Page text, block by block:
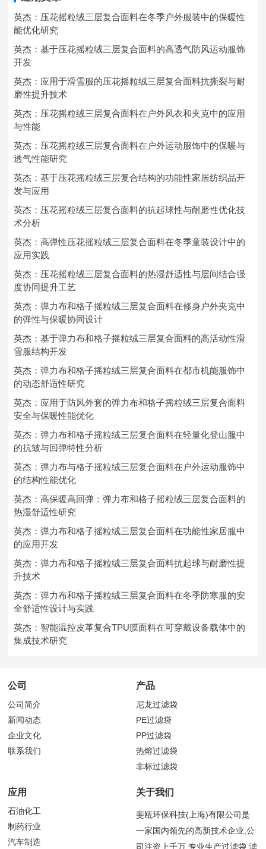
英杰：压花摇粒绒三层复合面料在冬季户外服装中的保暖性
能优化研究
英杰：基于压花摇粒绒三层复合面料的高透气防风运动服饰
开发
英杰：应用于滑雪服的压花摇粒绒三层复合面料抗撕裂与耐
磨性提升技术
英杰：压花摇粒绒三层复合面料在户外风衣和夹克中的应用
与性能
英杰：压花摇粒绒三层复合面料在户外运动服饰中的保暖与
透气性能研究
英杰：基于压花摇粒绒三层复合结构的功能性家居纺织品开
发与应用
英杰：压花摇粒绒三层复合面料的抗起球性与耐磨性优化技
术分析
英杰：高弹性压花摇粒绒三层复合面料在冬季童装设计中的
应用实践
英杰：压花摇粒绒三层复合面料的热湿舒适性与层间结合强
度协同提升工艺
英杰：弹力布和格子摇粒绒三层复合面料在修身户外夹克中
的弹性与保暖协同设计
英杰：基于弹力布和格子摇粒绒三层复合面料的高活动性滑
雪服结构开发
英杰：弹力布和格子摇粒绒三层复合面料在都市机能服饰中
的动态舒适性研究
英杰：应用于防风外套的弹力布和格子摇粒绒三层复合面料
安全与保暖性能优化
英杰：弹力布和格子摇粒绒三层复合面料在轻量化登山服中
的抗皱与回弹特性分析
英杰：弹力布与格子摇粒绒三层复合面料在户外运动服饰中
的结构性能优化
英杰：高保暖高回弹：弹力布和格子摇粒绒三层复合面料的
热湿舒适性研究
英杰：弹力布和格子摇粒绒三层复合面料在功能性家居服中
的应用开发
英杰：弹力布和格子摇粒绒三层复合面料抗起球与耐磨性提
升技术
英杰：弹力布和格子摇粒绒三层复合面料在冬季防寒服的安
全舒适性设计与实践
英杰：智能温控皮革复合TPU膜面料在可穿戴设备载体中的
集成技术研究
公司
公司简介
新闻动态
企业文化
联系我们
产品
尼龙过滤袋
PE过滤袋
PP过滤袋
热熔过滤袋
非标过滤袋
应用
石油化工
制药行业
汽车制造
关于我们
斐瓯环保科技(上海)有限公司是
一家国内领先的高新技术企业,公
司注资上千万,专业生产过滤袋,滤